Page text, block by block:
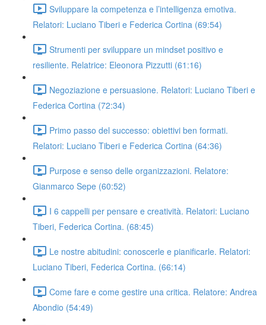
Sviluppare la competenza e l’intelligenza emotiva.
Relatori: Luciano Tiberi e Federica Cortina (69:54)
Strumenti per sviluppare un mindset positivo e
resiliente. Relatrice: Eleonora Pizzutti (61:16)
Negoziazione e persuasione. Relatori: Luciano Tiberi e
Federica Cortina (72:34)
Primo passo del successo: obiettivi ben formati.
Relatori: Luciano Tiberi e Federica Cortina (64:36)
Purpose e senso delle organizzazioni. Relatore:
Gianmarco Sepe (60:52)
I 6 cappelli per pensare e creatività. Relatori: Luciano
Tiberi, Federica Cortina. (68:45)
Le nostre abitudini: conoscerle e pianificarle. Relatori:
Luciano Tiberi, Federica Cortina. (66:14)
Come fare e come gestire una critica. Relatore: Andrea
Abondio (54:49)